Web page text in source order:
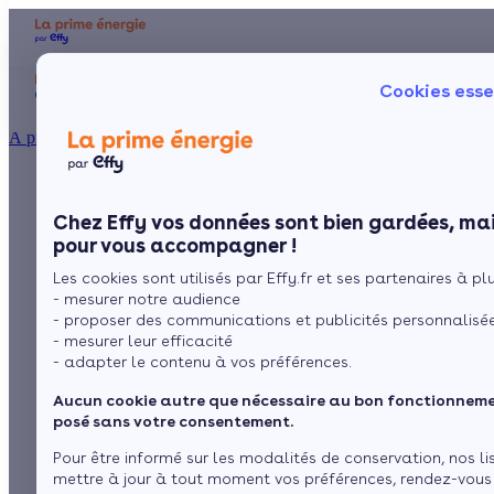
Cookies
Chez Effy vos données sont bien gardées,
pour vous accompagner !
Les cookies sont utilisés par Effy.fr et ses partenaires à
- mesurer notre audience
- proposer des communications et publicités
- mesurer leur efficacité
- adapter le contenu à vos préférences.
Aucun cookie autre que nécessaire au bon
posé sans votre consentement.
Pour être informé sur les modalités de conservation, nos
mettre à jour à tout moment vos préférences, rendez-
À propos
Le concept
Comment l'obtenir ?
Chauffage
Poêle à
Éco-PTZ pour un
chauffe-eau
thermodynamique : le
guide complet
parMarina 6 min de lecture